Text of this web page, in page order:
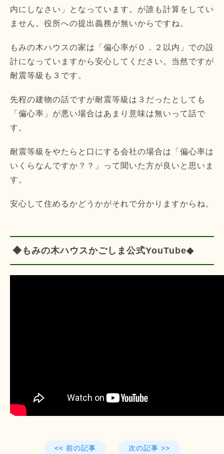
内にしなさい」となっています。が誰も計算をしてい
ません。役所への提出義務が無いからですね。
もみの木ハウスの家は「偏心率が０．２以内」での設
計になっていますから安心してください。当然ですが
耐震等級も３です。
先程の建物の話ですが耐震等級は３だったとしても
「偏心率」が悪い場合はあまり意味は無いって話で
す。
耐震等級をやたらと口にする会社の場合は「偏心率は
いくらなんですか？？」って聞いた方が良いと思いま
す。
安心して住めるかどうかがそれで分かりますからね。
◆もみの木ハウスかごしま公式YouTube◆
<< 前の記事 次の記事 >>